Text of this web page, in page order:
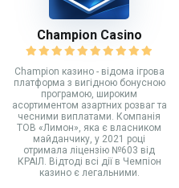
Champion Casino
Champion казино - відома ігрова
платформа з вигідною бонусною
програмою, широким
асортиментом азартних розваг та
чесними виплатами. Компанія
ТОВ «Лимон», яка є власником
майданчику, у 2021 році
отримала ліцензію №603 від
КРАІЛ. Відтоді всі дії в Чемпіон
казино є легальними.